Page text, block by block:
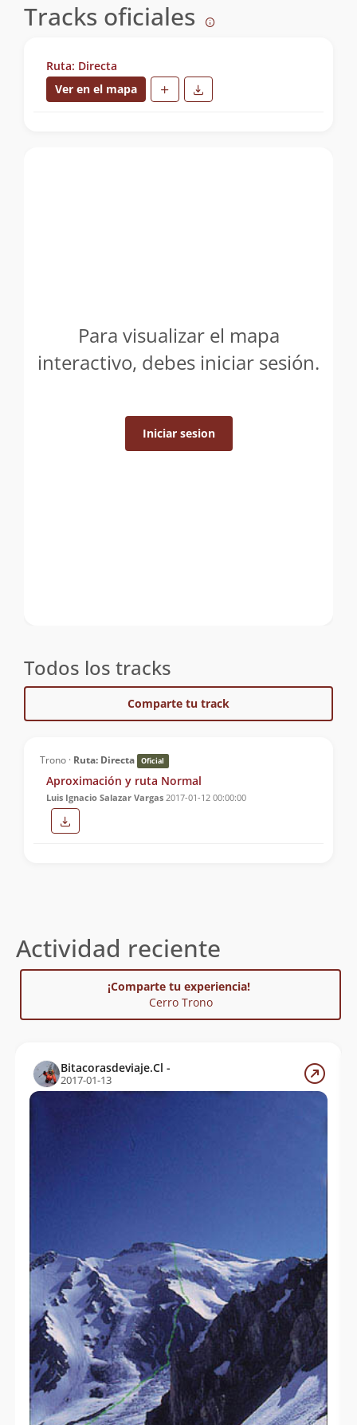
Tracks oficiales
Ruta: Directa
Ver en el mapa
Para visualizar el mapa
interactivo, debes iniciar sesión.
Iniciar sesion
Todos los tracks
Comparte tu track
Trono · Ruta: Directa Oficial
Aproximación y ruta Normal
Luis Ignacio Salazar Vargas 2017-01-12 00:00:00
Actividad reciente
¡Comparte tu experiencia!
Cerro Trono
Bitacorasdeviaje.Cl -
2017-01-13